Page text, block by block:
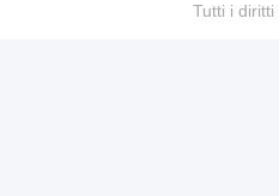
Tutti i diritti